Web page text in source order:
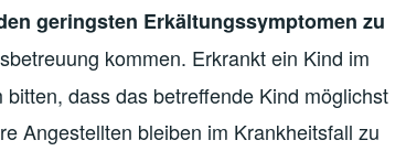
geringsten Erkältungssymptomen zu
kommen. Erkrankt ein Kind im
dass das betreffende Kind möglichst
Angestellten bleiben im Krankheitsfall zu